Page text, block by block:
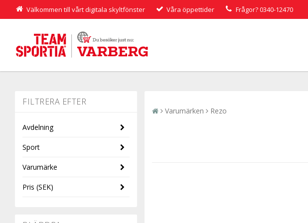
Välkommen till vårt digitala skyltfönster Våra öppettider Frågor?0340-12470
Avdelning
Dam
Herr
Sport
Lek & spel
Varumärke
REZO
Pris (SEK)
Varumärken Rezo